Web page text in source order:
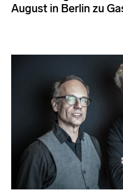
August in Berlin zu